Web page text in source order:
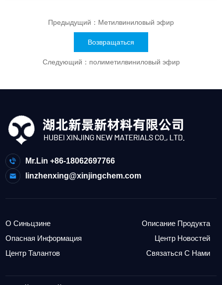
Предыдущий： Метилвиниловый эфир
Возвращаться
Следующий： полиметилвиниловый эфир
Mr.Lin +86-18062697766
linzhenxing@xinjingchem.com
О Синьцзине
Описание Продукта
Опасная Информация
Центр Новостей
Центр Талантов
Связаться С Нами